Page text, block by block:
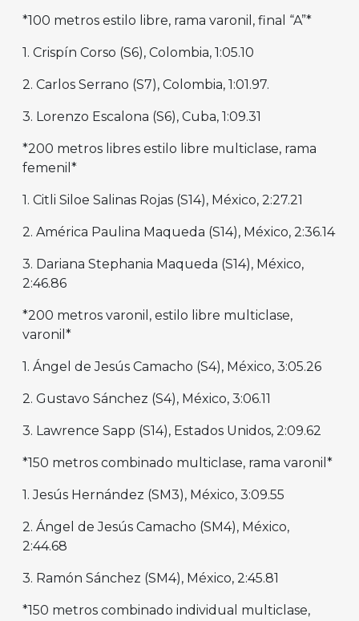
*100 metros estilo libre, rama varonil, final “A”*
1. Crispín Corso (S6), Colombia, 1:05.10
2. Carlos Serrano (S7), Colombia, 1:01.97.
3. Lorenzo Escalona (S6), Cuba, 1:09.31
*200 metros libres estilo libre multiclase, rama
femenil*
1. Citli Siloe Salinas Rojas (S14), México, 2:27.21
2. América Paulina Maqueda (S14), México, 2:36.14
3. Dariana Stephania Maqueda (S14), México,
2:46.86
*200 metros varonil, estilo libre multiclase,
varonil*
1. Ángel de Jesús Camacho (S4), México, 3:05.26
2. Gustavo Sánchez (S4), México, 3:06.11
3. Lawrence Sapp (S14), Estados Unidos, 2:09.62
*150 metros combinado multiclase, rama varonil*
1. Jesús Hernández (SM3), México, 3:09.55
2. Ángel de Jesús Camacho (SM4), México,
2:44.68
3. Ramón Sánchez (SM4), México, 2:45.81
*150 metros combinado individual multiclase,